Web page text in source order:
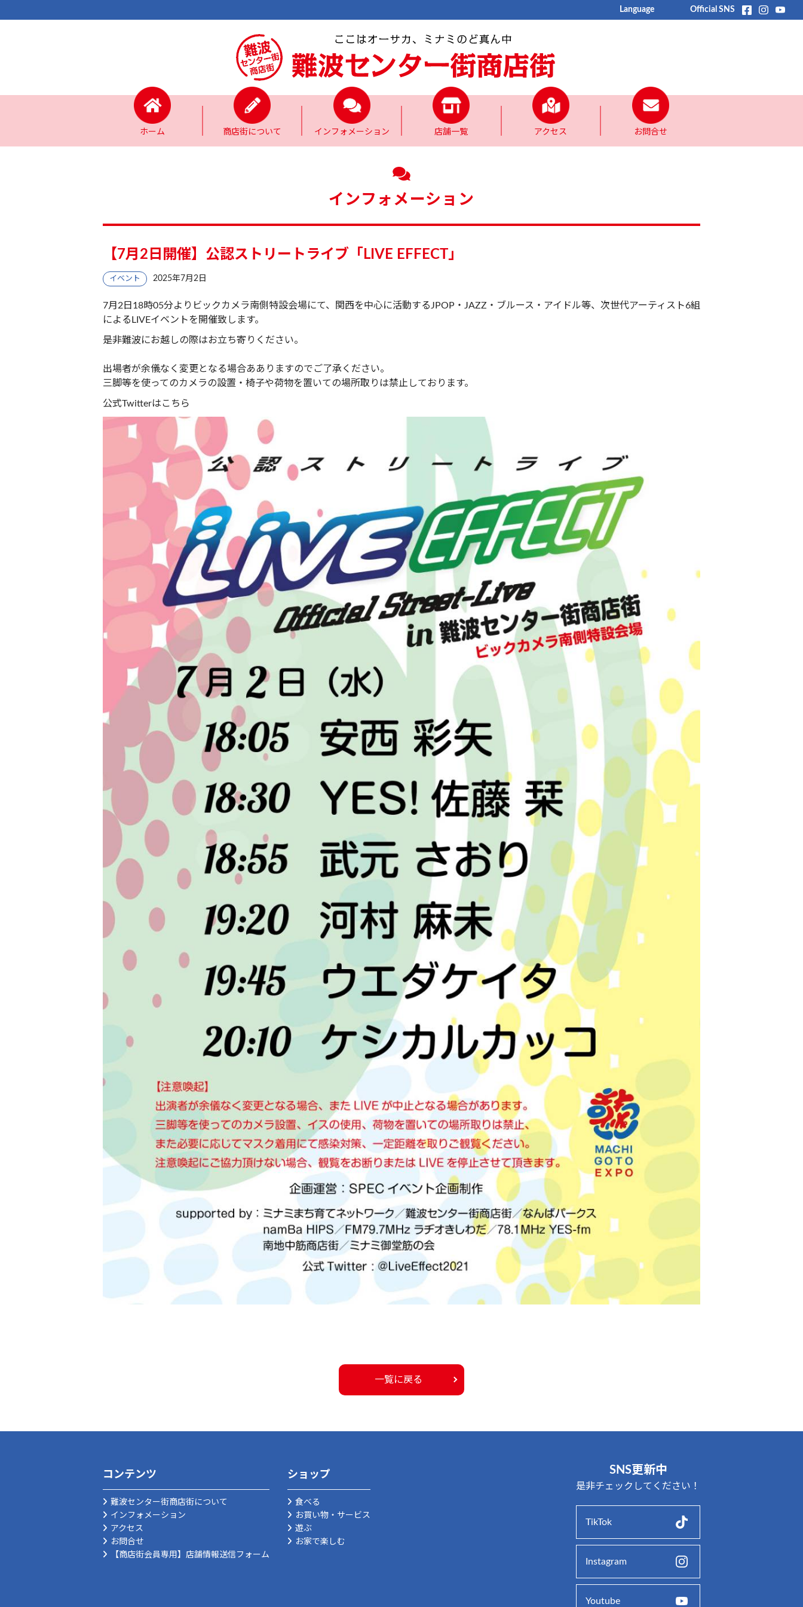
Language Official SNS
ホーム 商店街について インフォメーション 店舗一覧 アクセス お問合せ
インフォメーション
【7月2日開催】公認ストリートライブ「LIVE EFFECT」
イベント 2025年7月2日
7月2日18時05分よりビックカメラ南側特設会場にて、関西を中心に活動するJPOP・JAZZ・ブルース・アイドル等、次世代アーティスト6組
によるLIVEイベントを開催致します。
是非難波にお越しの際はお立ち寄りください。
出場者が余儀なく変更となる場合あありますのでご了承ください。
三脚等を使ってのカメラの設置・椅子や荷物を置いての場所取りは禁止しております。
公式Twitterは こちら
一覧に戻る
コンテンツ
難波センター街商店街について
インフォメーション
アクセス
お問合せ
【商店街会員専用】店舗情報送信フォーム
ショップ
食べる
お買い物・サービス
遊ぶ
お家で楽しむ
SNS更新中
是非チェックしてください！
TikTok
Instagram
Youtube